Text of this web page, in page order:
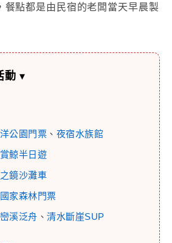
餐點都是由民宿的老闆當天早晨製
動 ▾
公園門票 、 夜宿水族館
鯨半日遊
鏡沙灘車
家森林門票
溪泛舟 、 清水斷崖SUP